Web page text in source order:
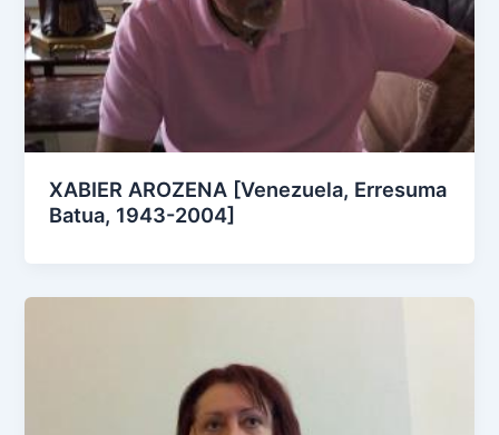
XABIER AROZENA [Venezuela, Erresuma
Batua, 1943-2004]